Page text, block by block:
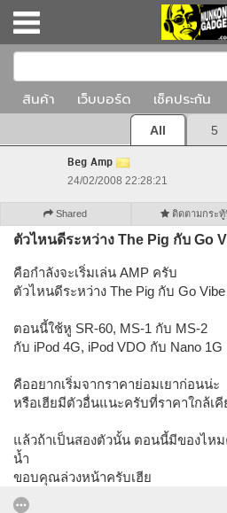
สินค้า เว็บบอร์ด เช็คประกัน
All 5
Beg Amp
24/02/2008 22:28:21
Shared ติดตามกระ
ตัวไหนดีระหว่าง The Pig กับ Go
คือกำลังจะเริ่มเล่น AMP ครับ
ตัวไหนดีระหว่าง The Pig กับ Go
ตอนนี้ใช้หู SR-60, MS-1 กับ MS-2
กับ iPod 4G, iPod VDO กับ Nano 1G
คืออยากเริ่มจากราคาย่อมเยาก่อนน่ะ
หรือเฮียมีตัวอื่นแนะครับที่ราคาใกล้เคี
แล้วถ้าเป็นสองตัวนั้น ตอนนี้มีของไห
น้ำ
ขอบคุณล่วงหน้าครับเฮีย